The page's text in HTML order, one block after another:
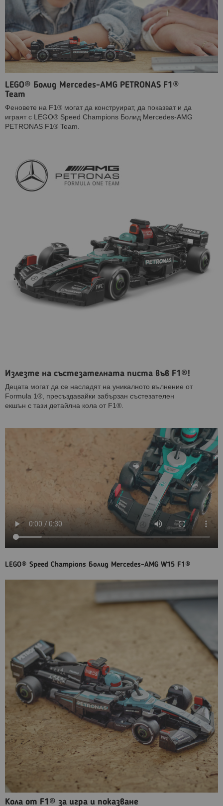
LEGO® Болид Mercedes-AMG PETRONAS F1®
Team
Феновете на F1® могат да конструират, да показват и да
играят с LEGO® Speed Champions Болид Mercedes-AMG
PETRONAS F1® Team.
Излезте на състезателната писта във F1®!
Децата могат да се насладят на уникалното вълнение от
Formula 1®, пресъздавайки забързан състезателен
екшън с тази детайлна кола от F1®.
LEGO® Speed Champions Болид Mercedes-AMG W15 F1®
Кола от F1® за игра и показване